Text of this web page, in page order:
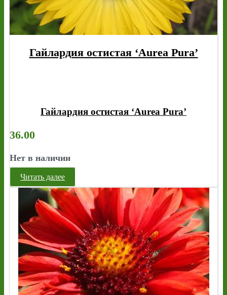
Гайлардия остистая ‘Aurea Pura’
Гайлардия остистая ‘Aurea Pura’
36.00
Нет в наличии
Читать далее